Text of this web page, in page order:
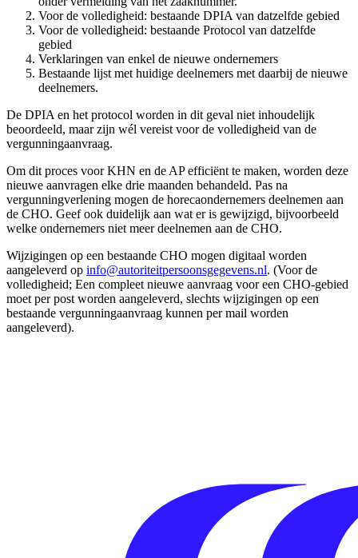
Voor de volledigheid: bestaande DPIA van datzelfde gebied
Voor de volledigheid: bestaande Protocol van datzelfde
gebied
Verklaringen van enkel de nieuwe ondernemers
Bestaande lijst met huidige deelnemers met daarbij de nieuwe
deelnemers.
De DPIA en het protocol worden in dit geval niet inhoudelijk
beoordeeld, maar zijn wél vereist voor de volledigheid van de
vergunningaanvraag.
Om dit proces voor KHN en de AP efficiënt te maken, worden deze
nieuwe aanvragen elke drie maanden behandeld. Pas na
vergunningverlening mogen de horecaondernemers deelnemen aan
de CHO. Geef ook duidelijk aan wat er is gewijzigd, bijvoorbeeld
welke ondernemers niet meer deelnemen aan de CHO.
Wijzigingen op een bestaande CHO mogen digitaal worden
aangeleverd op info@autoriteitpersoonsgegevens.nl. (Voor de
volledigheid; Een compleet nieuwe aanvraag voor een CHO-gebied
moet per post worden aangeleverd, slechts wijzigingen op een
bestaande vergunningaanvraag kunnen per mail worden
aangeleverd).